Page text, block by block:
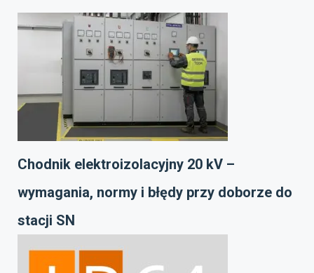
Chodnik elektroizolacyjny 20 kV –
wymagania, normy i błędy przy doborze do
stacji SN